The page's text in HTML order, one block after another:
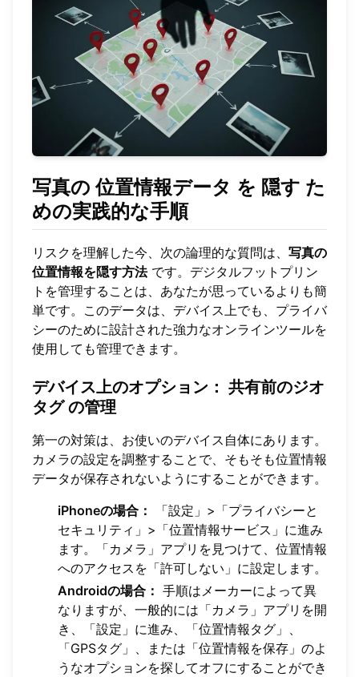
写真の位置情報データ を 隠す た
めの実践的な手順
リスクを理解した今、次の論理的な質問は、 写真の
位置情報を隠す方法です。デジタルフットプリン
トを管理することは、あなたが思っているよりも簡
単です。このデータは、デバイス上でも、プライバ
シーのために設計された強力なオンラインツールを
使用しても管理できます。
デバイス上のオプション： 共有前のジオ
タグの管理
第一の対策は、お使いのデバイス自体にあります。
カメラの設定を調整することで、そもそも位置情報
データが保存されないようにすることができます。
iPhoneの場合：
「設定」>「プライバシーと
セキュリティ」>「位置情報サービス」に進み
ます。「カメラ」アプリを見つけて、位置情報
へのアクセスを「許可しない」に設定します。
Androidの場合： 手順はメーカーによって異
なりますが、一般的には「カメラ」アプリを開
き、「設定」に進み、「位置情報タグ」、
「GPSタグ」、または「位置情報を保存」のよ
うなオプションを探してオフにすることができ